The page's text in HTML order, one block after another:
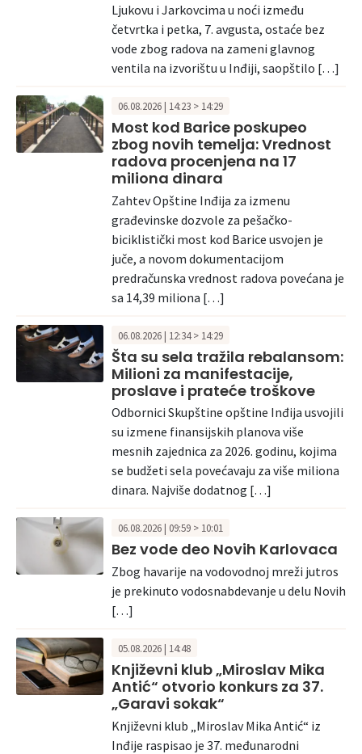
Ljukovu i Jarkovcima u noći između
četvrtka i petka, 7. avgusta, ostaće bez
vode zbog radova na zameni glavnog
ventila na izvorištu u Inđiji, saopštilo […]
06.08.2026 | 14:23 > 14:29
Most kod Barice poskupeo
zbog novih temelja: Vrednost
radova procenjena na 17
miliona dinara
Zahtev Opštine Inđija za izmenu
građevinske dozvole za pešačko-
biciklistički most kod Barice usvojen je
juče, a novom dokumentacijom
predračunska vrednost radova povećana je
sa 14,39 miliona […]
06.08.2026 | 12:34 > 14:29
Šta su sela tražila rebalansom:
Milioni za manifestacije,
proslave i prateće troškove
Odbornici Skupštine opštine Inđija usvojili
su izmene finansijskih planova više
mesnih zajednica za 2026. godinu, kojima
se budžeti sela povećavaju za više miliona
dinara. Najviše dodatnog […]
06.08.2026 | 09:59 > 10:01
Bez vode deo Novih Karlovaca
Zbog havarije na vodovodnoj mreži jutros
je prekinuto vodosnabdevanje u delu Novih
[…]
05.08.2026 | 14:48
Književni klub „Miroslav Mika
Antić“ otvorio konkurs za 37.
„Garavi sokak“
Književni klub „Miroslav Mika Antić“ iz
Inđije raspisao je 37. međunarodni